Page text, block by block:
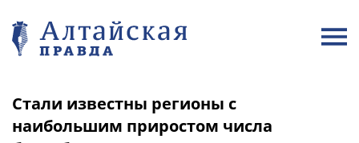
Стали известны регионы с
наибольшим приростом числа